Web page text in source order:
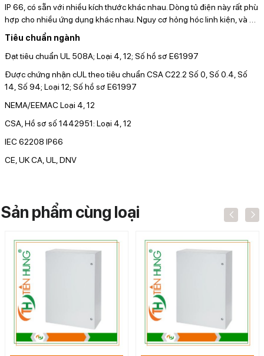
IP 66, có sẵn với nhiều kích thước khác nhau. Dòng tủ điện này rất phù
hợp cho nhiều ứng dụng khác nhau. Nguy cơ hỏng hóc linh kiện, và
Tiêu chuẩn ngành
Đạt tiêu chuẩn UL 508A; Loại 4, 12; Số hồ sơ E61997
Được chứng nhận cUL theo tiêu chuẩn CSA C22.2 Số 0, Số 0.4, Số
14, Số 94; Loại 12; Số hồ sơ E61997
NEMA/EEMAC Loại 4, 12
CSA, Hồ sơ số 1442951: Loại 4, 12
IEC 62208 IP66
CE, UK CA, UL, DNV
Sản phẩm cùng loại